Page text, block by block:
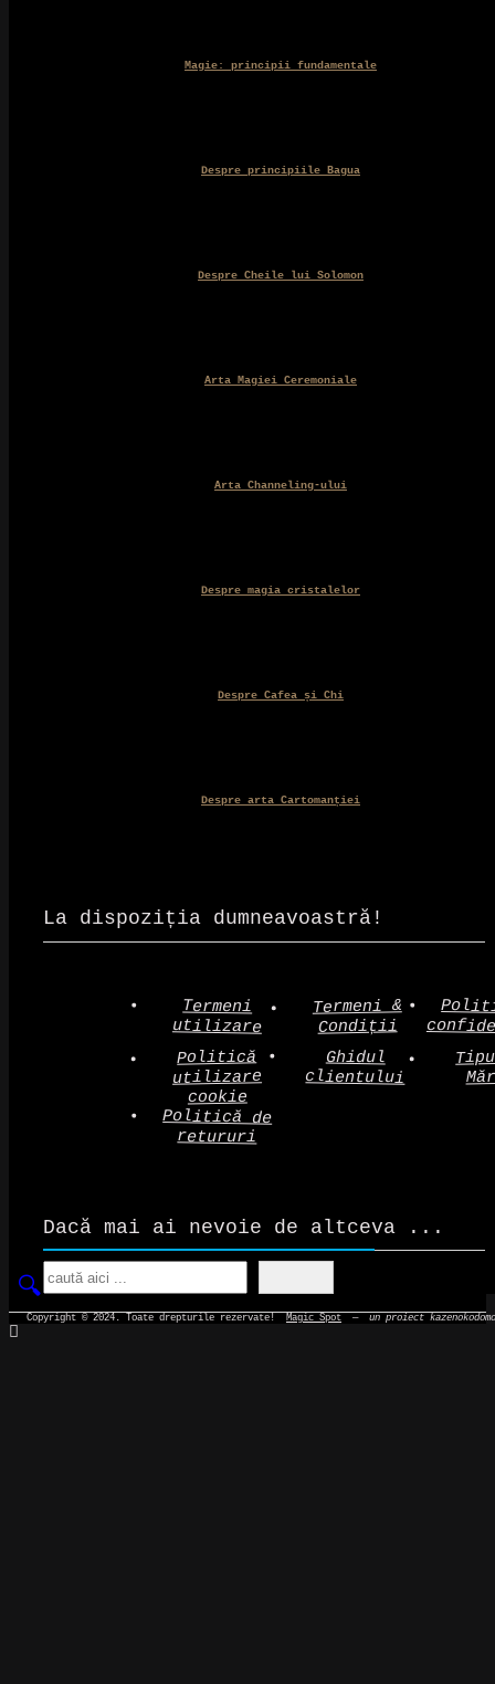
Magie: principii fundamentale
Despre principiile Bagua
Despre Cheile lui Solomon
Arta Magiei Ceremoniale
Arta Channeling-ului
Despre magia cristalelor
Despre Cafea și Chi
Despre arta Cartomanției
La dispoziția dumneavoastră!
Termeni
utilizare
Termeni &
Condiții
Politică
utilizare
cookie
Ghidul
clientului
Politică de
retururi
Dacă mai ai nevoie de altceva ...
Copyright © 2024. Toate drepturile rezervate! Magic Spot — un proiect